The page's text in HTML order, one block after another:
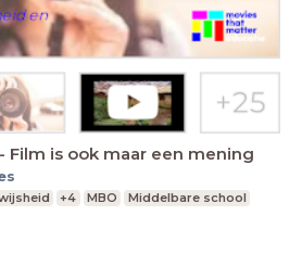
Film is ook maar een mening
+4 MBO
Middelbare school